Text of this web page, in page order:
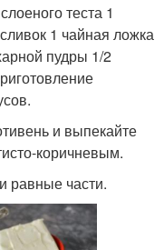
теста 1
1 чайная ложка
пудры 1/2
и выпекайте
коричневым.
равные части.